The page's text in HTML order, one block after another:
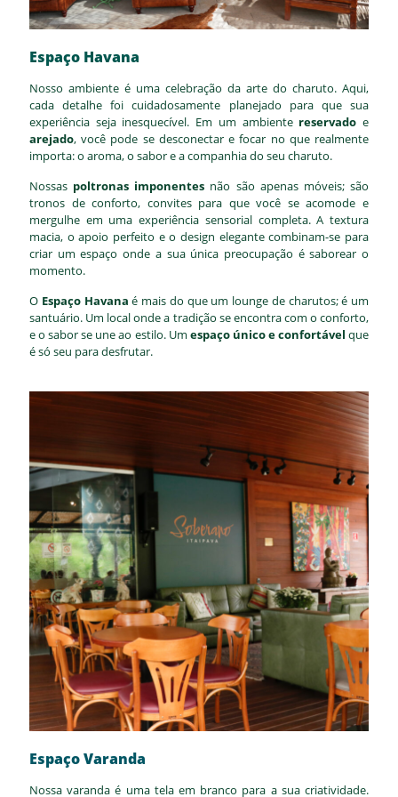
Espaço Havana
Nosso ambiente é uma celebração da arte do charuto. Aqui,
cada detalhe foi cuidadosamente planejado para que sua
experiência seja inesquecível. Em um ambiente reservado e
arejado, você pode se desconectar e focar no que realmente
importa: o aroma, o sabor e a companhia do seu charuto.
Nossas poltronas imponentes não são apenas móveis; são
tronos de conforto, convites para que você se acomode e
mergulhe em uma experiência sensorial completa. A textura
macia, o apoio perfeito e o design elegante combinam-se para
criar um espaço onde a sua única preocupação é saborear o
momento.
O Espaço Havana é mais do que um lounge de charutos; é um
santuário. Um local onde a tradição se encontra com o conforto,
e o sabor se une ao estilo. Um espaço único e confortável que
é só seu para desfrutar.
Espaço Varanda
Nossa varanda é uma tela em branco para a sua criatividade.